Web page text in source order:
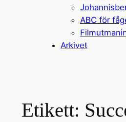
ABC för
Arkivet
Etikett: